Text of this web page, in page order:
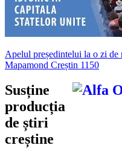
Apelul președintelui la o zi de
Mapamond Creștin 1150
Susține
producția
de știri
creștine